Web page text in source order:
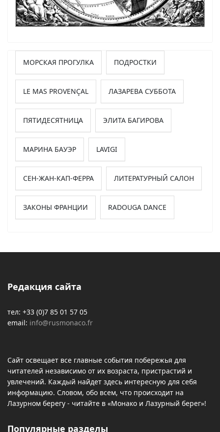
МОРСКАЯ ПРОГУЛКА ПОДРОСТКИ
LE MAS PROVENÇAL ЛАЗАРЕВА СУББОТА
ПЯТИДЕСЯТНИЦА ЭЛИТА БАГИРОВА
МАРИНА БАУЭР LAVIGI
СЕН-ЖАН-КАП-ФЕРРА ЛИТЕРАТУРНЫЙ САЛОН
ЗАКОНЫ ФРАНЦИИ RADOUGA DANCE
Редакция сайта
тел: +33 (0)7 85 01 57 05
email: info@rusmonaco.fr
Сайт освещает все главные события побережья для
читателей независимо от их возраста, пристрастий и
увлечений. Каждый найдет здесь интересную для себя
информацию. Словом, обо всем, что происходит на
Лазурном берегу - читайте в «Монако и Лазурный берег»!
Популярные разделы